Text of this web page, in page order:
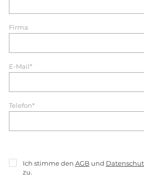
Firma
E-Mail*
Telefon*
Ich stimme den AGB und
zu.